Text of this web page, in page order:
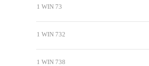
1 WIN 73
1 WIN 732
1 WIN 738